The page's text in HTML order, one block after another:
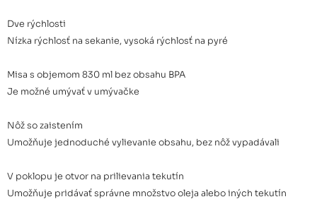
Dve rýchlosti
Nízka rýchlosť na sekanie, vysoká rýchlosť na pyré
Misa s objemom 830 ml bez obsahu BPA
Je možné umývať v umývačke
Nôž so zaistením
Umožňuje jednoduché vylievanie obsahu, bez nôž vypadávali
V poklopu je otvor na prilievania tekutín
Umožňuje pridávať správne množstvo oleja alebo iných tekutín